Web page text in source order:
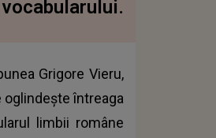
Grigore Vieru,
întreaga
limbii române